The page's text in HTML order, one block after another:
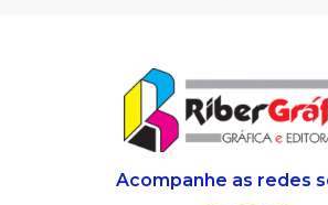
Acompanhe as redes